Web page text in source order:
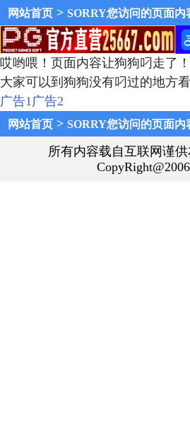
网站首页 > SORRY您访问的页面内
哎哟喂！页面内容让狗狗叼走了！
大家可以到狗狗没有叼过的地方看
广告1广告2
网站首页 > SORRY您访问的页面内
所有内容载自互联网谨